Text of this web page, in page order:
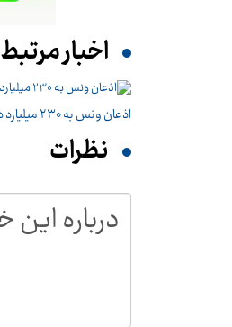
اخبار مرتبط
اذعان ونس به ۲۳۰ میلیارد دلار فساد مالی در آمریکا
نظرات